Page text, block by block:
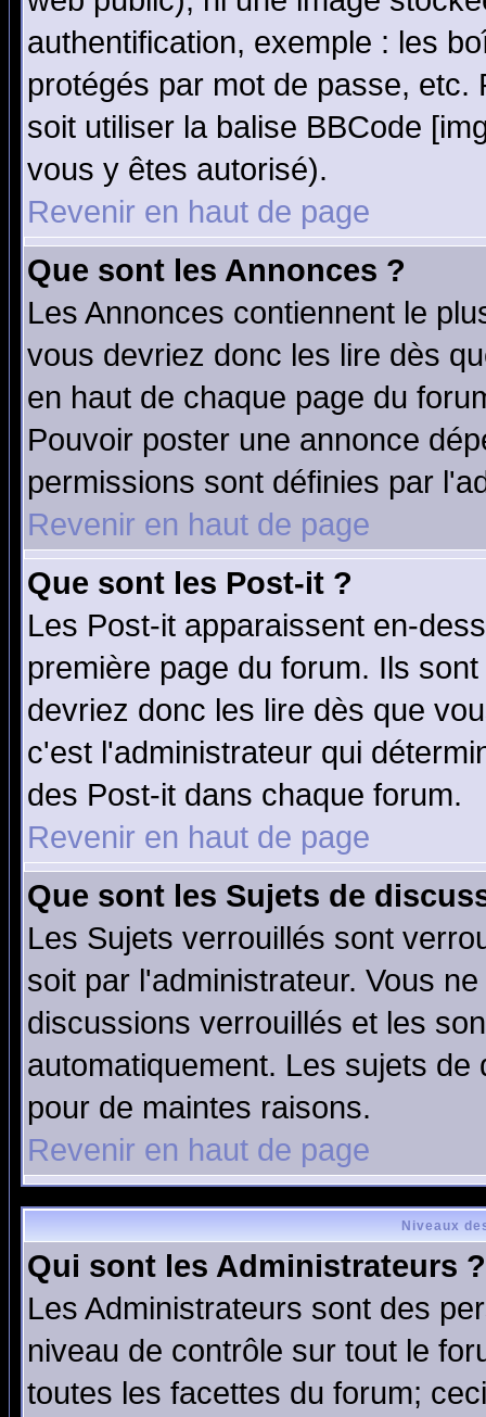
authentification, exemple : les
protégés par mot de passe,
soit utiliser la balise BBCode
vous y êtes autorisé).
Revenir en haut de page
Que sont les Annonces ?
Les Annonces contiennent le
vous devriez donc les lire dès
en haut de chaque page du
Pouvoir poster une annonce
permissions sont définies par
Revenir en haut de page
Que sont les Post-it ?
Les Post-it apparaissent en-
première page du forum. Ils
devriez donc les lire dès que
c'est l'administrateur qui
des Post-it dans chaque forum.
Revenir en haut de page
Que sont les Sujets de
Les Sujets verrouillés sont
soit par l'administrateur. Vous
discussions verrouillés et les
automatiquement. Les sujets
pour de maintes raisons.
Revenir en haut de page
Niveaux
Qui sont les Administrateurs ?
Les Administrateurs sont des
niveau de contrôle sur tout le
toutes les facettes du forum;